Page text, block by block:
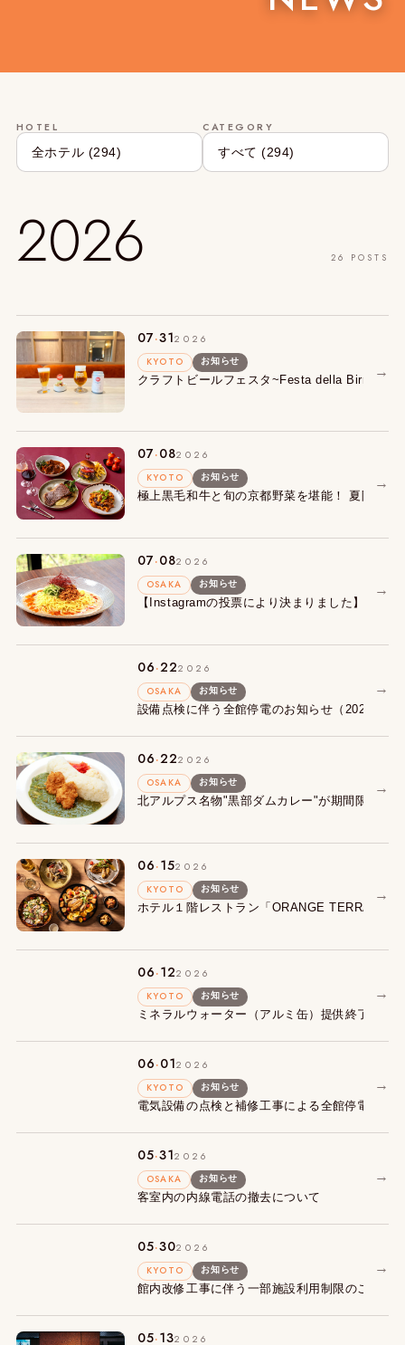
HOTEL CATEGORY
2026 26 POSTS
07.312026
KYOTO
お知らせ
クラフトビールフェスタ~Festa della Birra~を
→
07.082026
KYOTO
お知らせ
極上黒毛和牛と旬の京都野菜を堪能！ 夏限定
→
07.082026
OSAKA
お知らせ
【Instagramの投票により決まりました】朝食
→
06.222026
OSAKA
お知らせ
設備点検に伴う全館停電のお知らせ（2027年1
→
06.222026
OSAKA
お知らせ
北アルプス名物"黒部ダムカレー"が期間限定で
→
06.152026
KYOTO
お知らせ
ホテル１階レストラン「ORANGE TERRACE
→
06.122026
KYOTO
お知らせ
ミネラルウォーター（アルミ缶）提供終了とウ
→
06.012026
KYOTO
お知らせ
電気設備の点検と補修工事による全館停電のお
→
05.312026
OSAKA
お知らせ
客室内の内線電話の撤去について
→
05.302026
KYOTO
お知らせ
館内改修工事に伴う一部施設利用制限のご案内
→
05.132026